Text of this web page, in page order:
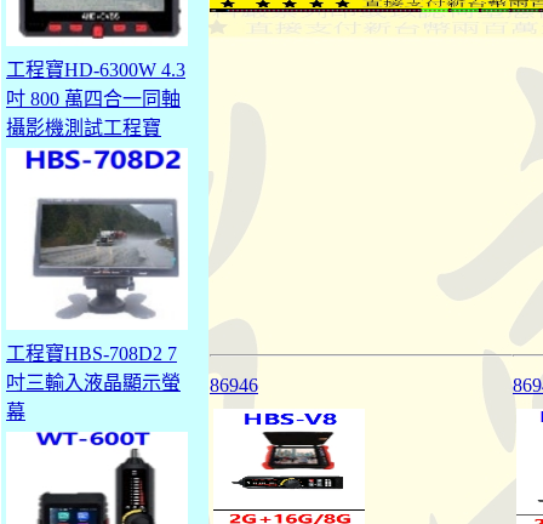
工程寶HD-6300W 4.3
吋 800 萬四合一同軸
攝影機測試工程寶
工程寶HBS-708D2 7
吋三輸入液晶顯示螢
幕
86946